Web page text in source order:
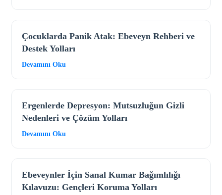
Çocuklarda Panik Atak: Ebeveyn Rehberi ve
Destek Yolları
Devamını Oku
Ergenlerde Depresyon: Mutsuzluğun Gizli
Nedenleri ve Çözüm Yolları
Devamını Oku
Ebeveynler İçin Sanal Kumar Bağımlılığı
Kılavuzu: Gençleri Koruma Yolları